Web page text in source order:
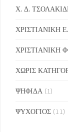
Χ. Δ.
ΧΡΙΣΤΙΑΝΙΚΗ
ΧΡΙΣΤΙΑΝΙΚΗ
ΧΩΡΙΣ
ΨΗΦΙΔΑ (1)
ΨΥΧΟΓΙΟΣ (11)